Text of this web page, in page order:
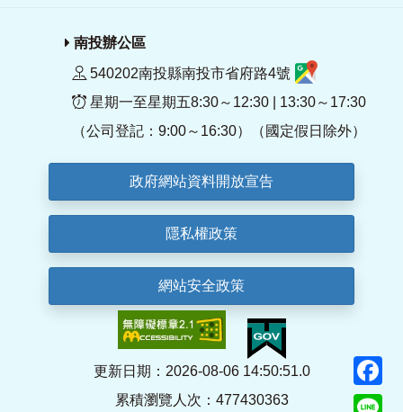
南投辦公區
540202南投縣南投市省府路4號
星期一至星期五8:30～12:30 | 13:30～17:30
（公司登記：9:00～16:30）（國定假日除外）
政府網站資料開放宣告
隱私權政策
網站安全政策
更新日期：2026-08-06 14:50:51.0
累積瀏覽人次：477430363